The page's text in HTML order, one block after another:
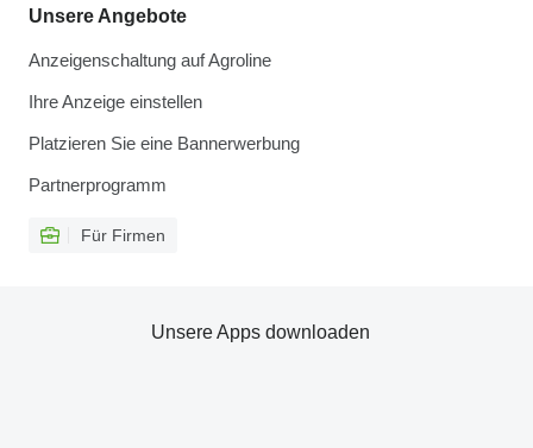
Unsere Angebote
Anzeigenschaltung auf Agroline
Ihre Anzeige einstellen
Platzieren Sie eine Bannerwerbung
Partnerprogramm
Für Firmen
Unsere Apps downloaden